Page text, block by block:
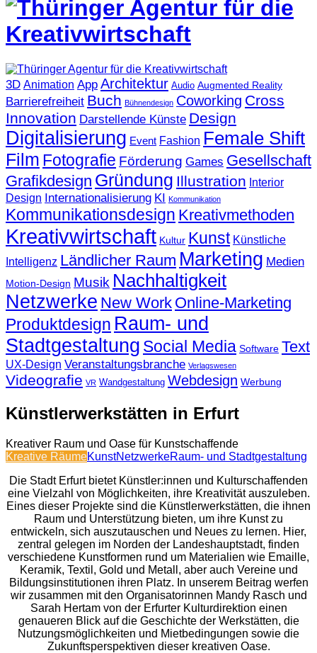
3D Animation App Architektur Audio Augmented Reality
Barrierefreiheit Buch Bühnendesign Coworking Cross
Innovation Darstellende Künste Design
Digitalisierung Event Fashion Female Shift
Film Fotografie Förderung Games Gesellschaft
Grafikdesign Gründung Illustration Interior
Design Internationalisierung KI Kommunikation
Kommunikationsdesign Kreativmethoden
Kreativwirtschaft Kultur Kunst Künstliche
Intelligenz Ländlicher Raum Marketing Medien
Motion-Design Musik Nachhaltigkeit
Netzwerke New Work Online-Marketing
Produktdesign Raum- und
Stadtgestaltung Social Media Software Text
UX-Design Veranstaltungsbranche Verlagswesen
Videografie VR Wandgestaltung Webdesign Werbung
Künstlerwerkstätten in Erfurt
Kreativer Raum und Oase für Kunstschaffende
Kreative RäumeKunstNetzwerkeRaum- und Stadtgestaltung
Die Stadt Erfurt bietet Künstler:innen und Kulturschaffenden
eine Vielzahl von Möglichkeiten, ihre Kreativität auszuleben.
Eines dieser Projekte sind die Künstlerwerkstätten, die ihnen
Raum und Unterstützung bieten, um ihre Kunst zu
entwickeln, sich auszutauschen und Neues zu lernen. Hier,
zentral gelegen im Norden der Landeshauptstadt, finden
verschiedene Kunstformen rund um Materialien wie Emaille,
Keramik, Textil, Gold und Metall, aber auch Vereine und
Bildungsinstitutionen ihren Platz. In unserem Beitrag werfen
wir zusammen mit den Organisatorinnen Mandy Rasch und
Sarah Hertam von der Erfurter Kulturdirektion einen
genaueren Blick auf die Geschichte der Werkstätten, die
Nutzungsmöglichkeiten und Mietbedingungen sowie die
Zukunftsperspektiven dieser kreativen Oase.